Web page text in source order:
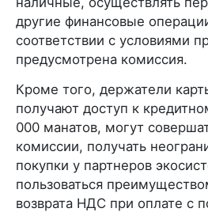
другие финансовые
соответствии с условиями
предусмотрена комиссия.
Кроме того, держатели
получают доступ к
000 манатов, могут
комиссии, получать
покупки у партнеров
пользоваться
возврата НДС при оплате с